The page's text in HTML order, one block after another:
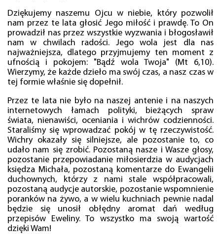
Dziękujemy naszemu Ojcu w niebie, który pozwolił
nam przez te lata głosić Jego miłość i prawdę. To On
prowadził nas przez wszystkie wyzwania i błogosławił
nam w chwilach radości. Jego wola jest dla nas
najważniejsza, dlatego przyjmujemy ten moment z
ufnością i pokojem: "Bądź wola Twoja" (Mt 6,10).
Wierzymy, że każde dzieło ma swój czas, a nasz czas w
tej formie właśnie się dopełnił.
Przez te lata nie było na naszej antenie i na naszych
internetowych łamach polityki, bieżących spraw
świata, nienawiści, oceniania i wichrów codzienności.
Staraliśmy się wprowadzać pokój w tę rzeczywistość.
Wichry okazały się silniejsze, ale pozostanie to, co
udało nam się zrobić. Pozostaną nasze i Wasze głosy,
pozostanie przepowiadanie miłosierdzia w audycjach
księdza Michała, pozostaną komentarze do Ewangelii
duchownych, którzy z nami stale współpracowali,
pozostaną audycje autorskie, pozostanie wspomnienie
poranków na żywo, a w wielu kuchniach pewnie nadal
będzie się unosił obłędny aromat dań według
przepisów Eweliny. To wszystko ma swoją wartość
dzięki Wam!